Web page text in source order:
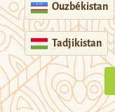
Ouzbékistan
Tadjikistan